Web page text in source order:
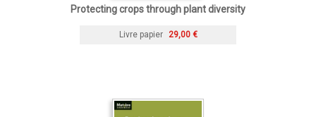
Protecting crops through plant diversity
Livre papier 29,00 €